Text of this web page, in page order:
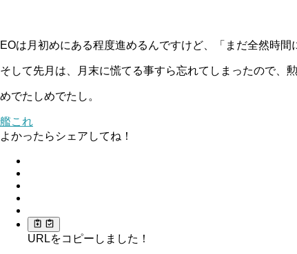
EOは月初めにある程度進めるんですけど、「まだ全然時
そして先月は、月末に慌てる事すら忘れてしまったので、
めでたしめでたし。
艦これ
よかったらシェアしてね！
URLをコピーしました！